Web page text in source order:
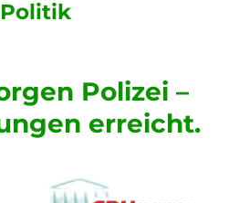
Politik
Polizei –
erreicht.